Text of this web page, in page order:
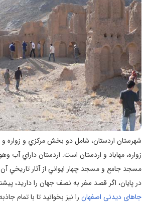
شهرستان اردستان، شامل دو بخش مركزي و زواره
زواره، مهاباد و اردستان است. اردستان داراي
مسجد جامع و مسجد چهار ايواني از آثار تاريخي
در پایان، اگر قصد سفر به نصف جهان را دارید،
جاهای دیدنی اصفهان را نیز بخوانید تا با تمام